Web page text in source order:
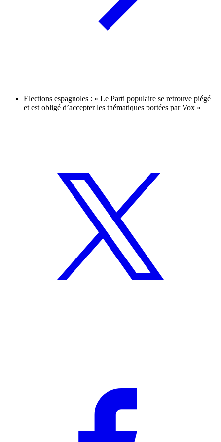
Elections espagnoles : « Le Parti populaire se retrouve piégé
et est obligé d’accepter les thématiques portées par Vox »